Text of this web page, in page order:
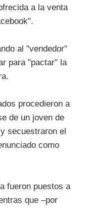
a la venta
al "vendedor"
para "pactar" la
procedieron a
de un joven de
secuestraron el
como
fueron puestos a
que –por